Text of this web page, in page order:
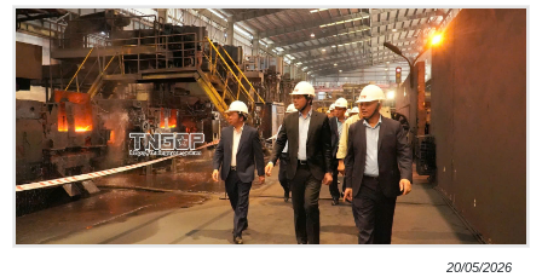
20/05/2026